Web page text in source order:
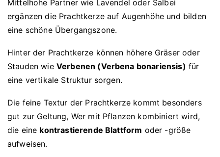
Mittelhohe Partner wie Lavendel oder Salbei
ergänzen die Prachtkerze auf Augenhöhe und bilden
eine schöne Übergangszone.
Hinter der Prachtkerze können höhere Gräser oder
Stauden wie Verbenen (Verbena bonariensis) für
eine vertikale Struktur sorgen.
Die feine Textur der Prachtkerze kommt besonders
gut zur Geltung, Wer mit Pflanzen kombiniert wird,
die eine kontrastierende Blattform oder -größe
aufweisen.